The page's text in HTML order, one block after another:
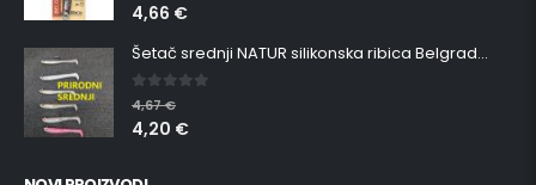
4,66 €
Šetač srednji NATUR silikonska ribica Belgrade Walker
0 out of 5
4,67€
4,20 €